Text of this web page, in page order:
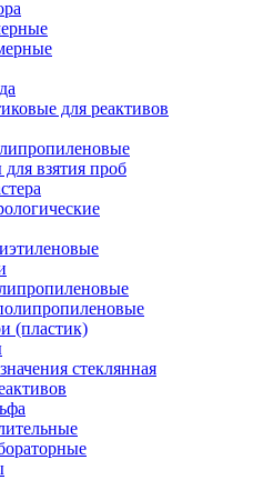
для реактивов
взятия проб
(пластик)
стеклянная